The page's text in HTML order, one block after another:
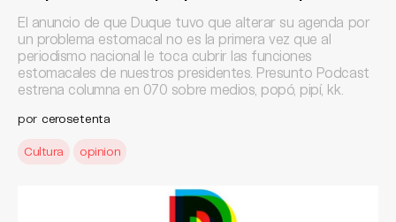
El anuncio de que Duque tuvo que alterar su agenda por
un problema estomacal no es la primera vez que al
periodismo nacional le toca cubrir las funciones
estomacales de nuestros presidentes. Presunto Podcast
estrena columna en 070 sobre medios, popó, pipí, kk.
por cerosetenta
Cultura opinion